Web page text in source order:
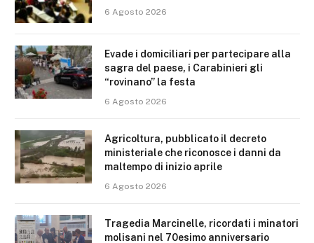
6 Agosto 2026
Evade i domiciliari per partecipare alla
sagra del paese, i Carabinieri gli
“rovinano” la festa
6 Agosto 2026
Agricoltura, pubblicato il decreto
ministeriale che riconosce i danni da
maltempo di inizio aprile
6 Agosto 2026
Tragedia Marcinelle, ricordati i minatori
molisani nel 70esimo anniversario